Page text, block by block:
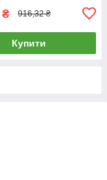
₴ 916,32 ₴
Купити